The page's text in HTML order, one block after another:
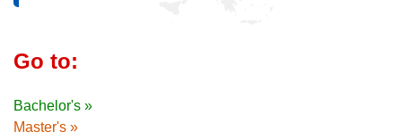
Go to:
Bachelor's »
Master's »